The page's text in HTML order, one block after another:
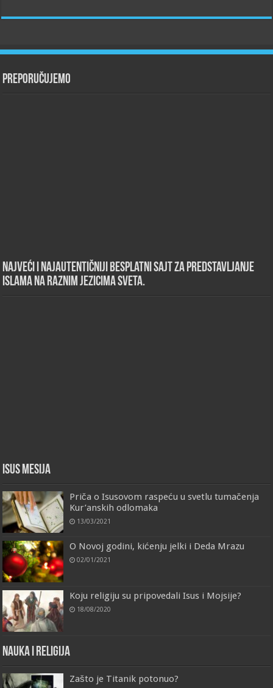
Preporučujemo
Najveći i najautentičniji besplatni sajt za predstavljanje
islama na raznim jezicima sveta.
Isus Mesija
Priča o Isusovom raspeću u svetlu tumačenja
Kur’anskih odlomaka
13/03/2021
O Novoj godini, kićenju jelki i Deda Mrazu
02/01/2021
Koju religiju su pripovedali Isus i Mojsije?
18/08/2020
Nauka i religija
Zašto je Titanik potonuo?